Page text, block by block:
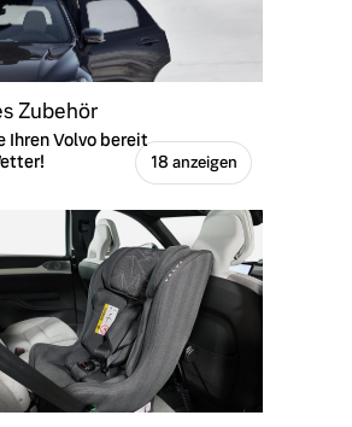
Mehr erfahren
Zubehör
Ihren Volvo bereit
18 anzeigen